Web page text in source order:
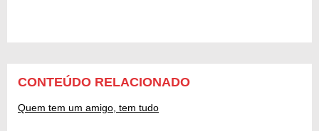
CONTEÚDO RELACIONADO
Quem tem um amigo, tem tudo